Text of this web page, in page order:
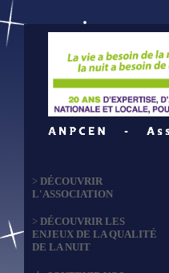
> DÉCOUVRIR
L'ASSOCIATION
> DÉCOUVRIR LES
ENJEUX DE LA QUALITÉ
DE LA NUIT